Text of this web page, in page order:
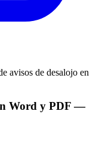
Word y PDF—